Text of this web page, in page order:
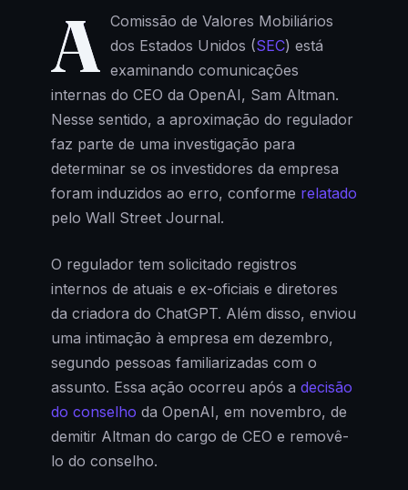
A Comissão de Valores Mobiliários
dos Estados Unidos (SEC) está
examinando comunicações
internas do CEO da OpenAI, Sam Altman.
Nesse sentido, a aproximação do regulador
faz parte de uma investigação para
determinar se os investidores da empresa
foram induzidos ao erro, conforme relatado
pelo Wall Street Journal.
O regulador tem solicitado registros
internos de atuais e ex-oficiais e diretores
da criadora do ChatGPT. Além disso, enviou
uma intimação à empresa em dezembro,
segundo pessoas familiarizadas com o
assunto. Essa ação ocorreu após a decisão
do conselho da OpenAI, em novembro, de
demitir Altman do cargo de CEO e removê-
lo do conselho.